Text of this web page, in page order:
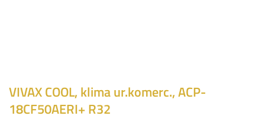
VIVAX COOL, klima ur.komerc., ACP-
18CF50AERI+ R32